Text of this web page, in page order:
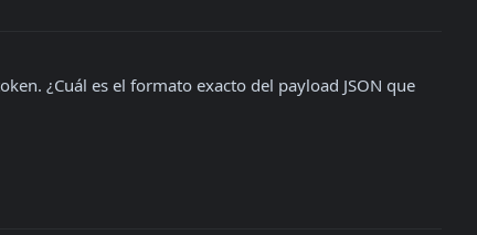
¿Cuál es el formato exacto del payload JSON que